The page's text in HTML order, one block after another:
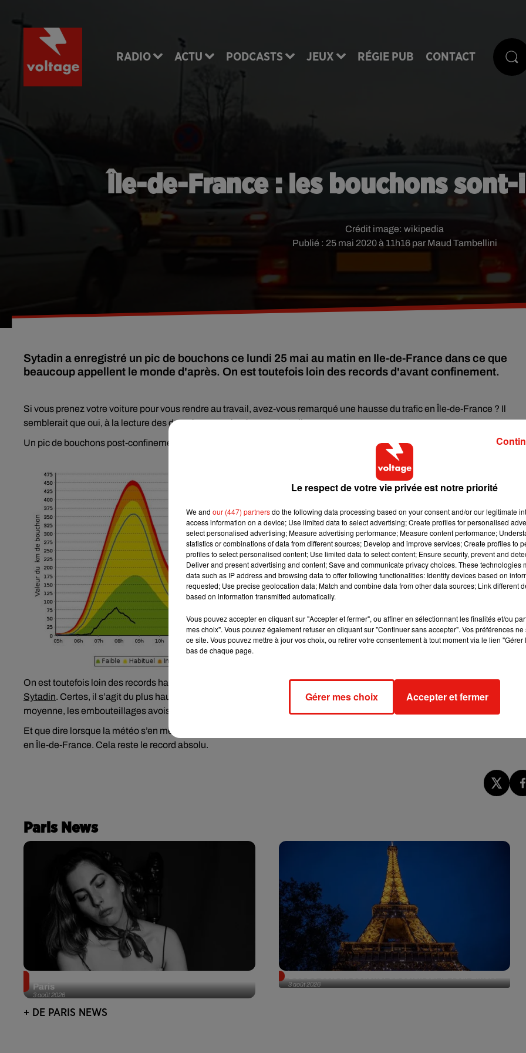
RADIO ACTU PODCASTS JEUX RÉGIE PUB CONTACT
Île-de-France : les bouchons
Publié : 25 mai 2020 à 11h16 par Maud Tambellini
Crédit image: wikipedia
Sytadin a enregistré un pic de bouchons ce lundi 25 mai au matin en Ile-de-France dans ce que
beaucoup appellent le monde d'après. On est toutefois loin des records d'avant confinement.
Si vous prenez votre voiture pour vous rendre au travail, avez-vous remarqué une hausse du trafic en Île-de-France ? Il
semblerait que oui, à la lecture des données enregistrées par Sytadin.
Un pic de bouchons post-confinement a même été enregistré ce lundi 25 mai au matin aux environ de 8h.
On est toutefois loin des records habituels puisque ce sont 83 kilomètres de bouchons cumulés qui ont été relevés par
Sytadin. Certes, il s’agit du plus haut pic enregistré en matinée depuis la levée du confinement. Mais on rappelle qu’en
moyenne, les embouteillages avoisinent les 300 kilomètres cumulés en temps normal au réveil.
Et que dire lorsque la météo s’en mêle. Le 6 février 2018, lors d’un épisode neigeux, on a relevé 739 kilomètres de bouchons
en Île-de-France. Cela reste le record absolu.
Paris News
3 août 2026
Paris
3 août 2026
+ DE PARIS NEWS
Le respect de votre vie privée est notre priorité
We and our (447) partnersdo the following data processing based on your consent and/or our legitimate
access information on a device; Use limited data to select advertising; Create profiles for personalised
select personalised advertising; Measure advertising performance; Measure content performance;
statistics or combinations of data from different sources; Develop and improve services; Create profiles to
profiles to select personalised content; Use limited data to select content; Ensure security, prevent and
Deliver and present advertising and content; Save and communicate privacy choices. These technologies
data such as IP address and browsing data to offer following functionalities: Identify devices based on
requested; Use precise geolocation data; Match and combine data from other data sources; Link different
based on information transmitted automatically.
Vous pouvez accepter en cliquant sur "Accepter et fermer", ou affiner en sélectionnant les finalités et/ou
mes choix". Vous pouvez également refuser en cliquant sur "Continuer sans accepter". Vos préférences
ce site. Vous pouvez mettre à jour vos choix, ou retirer votre consentement à tout moment via le lien
bas de chaque page.
Gérer mes choix Accepter et fermer